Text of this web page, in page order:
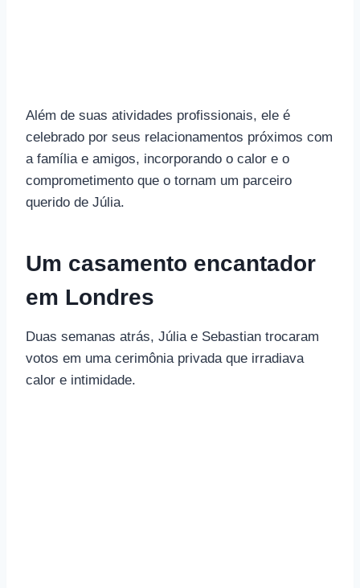
Além de suas atividades profissionais, ele é
celebrado por seus relacionamentos próximos com
a família e amigos, incorporando o calor e o
comprometimento que o tornam um parceiro
querido de Júlia.
Um casamento encantador
em Londres
Duas semanas atrás, Júlia e Sebastian trocaram
votos em uma cerimônia privada que irradiava
calor e intimidade.